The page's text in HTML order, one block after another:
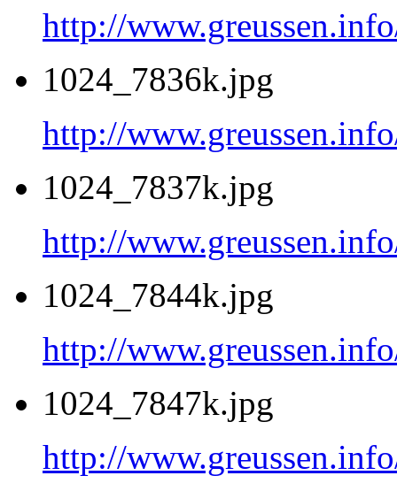
http://
1024_7836k.jpg
http://
1024_7837k.jpg
http://
1024_7844k.jpg
http://
1024_7847k.jpg
http://